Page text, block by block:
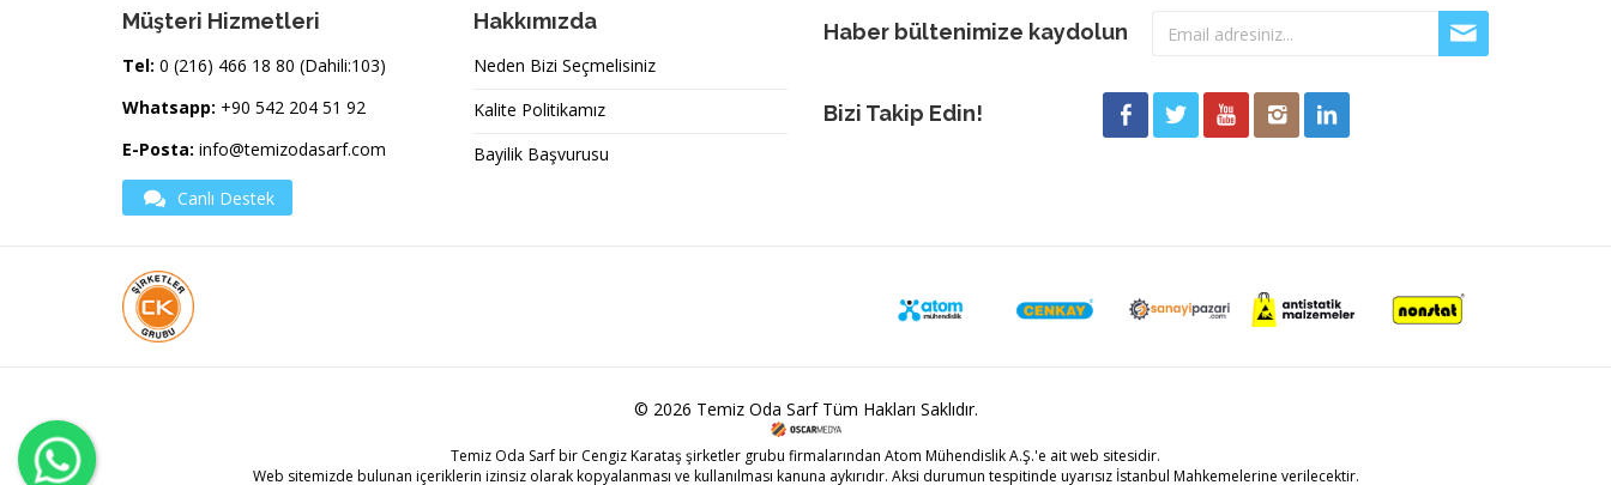
Müşteri Hizmetleri
Tel: 0 (216) 466 18 80 (Dahili:103)
Whatsapp: +90 542 204 51 92
E-Posta: info@temizodasarf.com
Canlı Destek
Hakkımızda
Neden Bizi Seçmelisiniz
Kalite Politikamız
Bayilik Başvurusu
Haber bültenimize kaydolun
Bizi Takip Edin!
© 2026 Temiz Oda Sarf Tüm Hakları Saklıdır.
Temiz Oda Sarf bir Cengiz Karataşşirketler grubu firmalarından Atom Mühendislik A.Ş.'e ait web sitesidir.
Web sitemizde bulunan içeriklerin izinsiz olarak kopyalanması ve kullanılması kanuna aykırıdır. Aksi durumun tespitinde uyarısız İstanbul Mahkemelerine verilecektir.